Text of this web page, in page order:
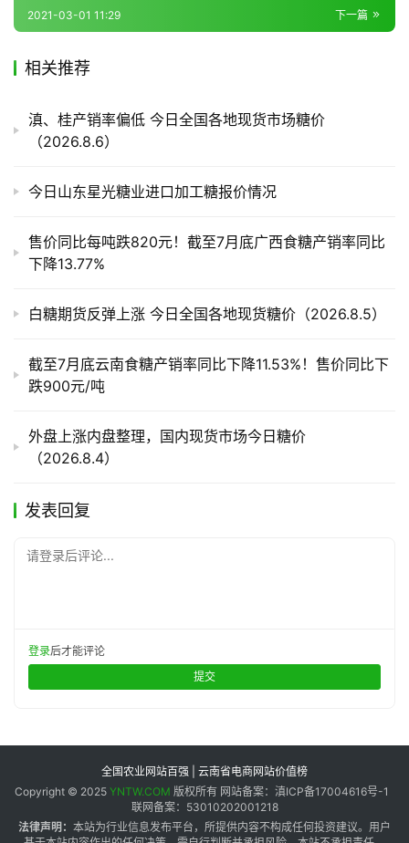
产
链
产
储
运
下一篇
2021-03-01 11:29
相关推荐
滇、桂产销率偏低 今日全国各地现货市场糖价
（2026.8.6）
今日山东星光糖业进口加工糖报价情况
售价同比每吨跌820元！截至7月底广西食糖产销率同比
下降13.77%
白糖期货反弹上涨 今日全国各地现货糖价（2026.8.5）
截至7月底云南食糖产销率同比下降11.53%！售价同比下
跌900元/吨
外盘上涨内盘整理，国内现货市场今日糖价
（2026.8.4）
发表回复
请登录后评论...
登录后才能评论
提交
全国农业网站百强 | 云南省电商网站价值榜
Copyright © 2025 YNTW.COM 版权所有 网站备案：滇ICP备17004616号-1
联网备案：53010202001218
法律声明： 本站为行业信息发布平台，所提供内容不构成任何投资建议。用户